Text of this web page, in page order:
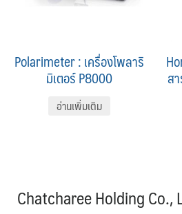
Polarimeter : เครื่องโพลาริ
มิเตอร์ P8000
อ่านเพิ่มเติม
ส
Chatcharee Holding Co.,